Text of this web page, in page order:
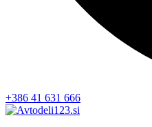
+386 41 631 666